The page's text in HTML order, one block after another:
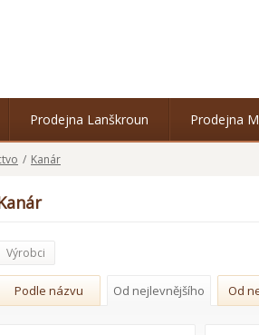
Prodejna Lanškroun Prodejna
/ Kanár
Výrobci
Podle názvu Od nejlevnějšího Od